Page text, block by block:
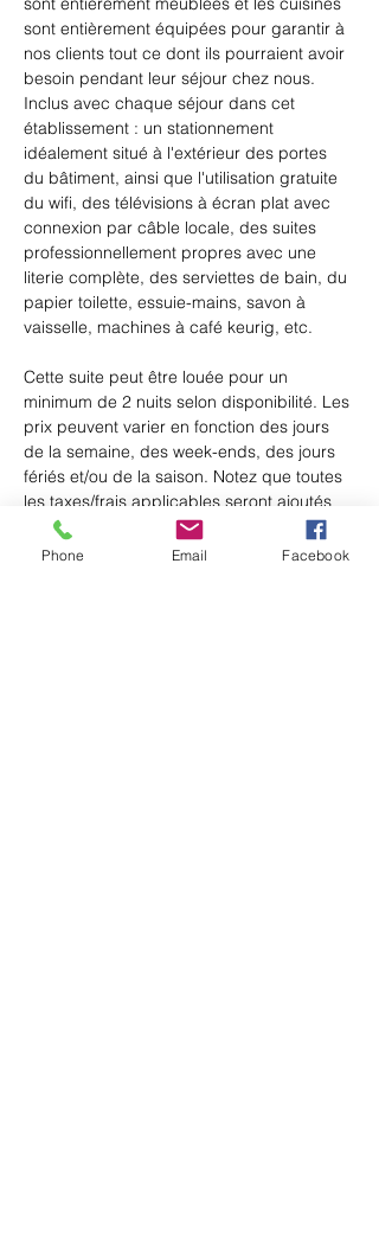
sont entièrement équipées pour garantir à
nos clients tout ce dont ils pourraient avoir
besoin pendant leur séjour chez nous. ​
Inclus avec chaque séjour dans cet
établissement : un stationnement
idéalement situé à l'extérieur des portes
du bâtiment, ainsi que l'utilisation gratuite
du wifi, des télévisions à écran plat avec
connexion par câble locale, des suites
professionnellement propres avec une
literie complète, des serviettes de bain, du
papier toilette, essuie-mains, savon à
vaisselle, machines à café keurig, etc.
Cette suite peut être louée pour un
minimum de 2 nuits selon disponibilité. Les
prix peuvent varier en fonction des jours
de la semaine, des week-ends, des jours
fériés et/ou de la saison. Notez que toutes
les taxes/frais applicables seront ajoutés
au tarif de nuit indiqué. Les paiements
doivent être effectués au moment de la
Phone Email Facebook